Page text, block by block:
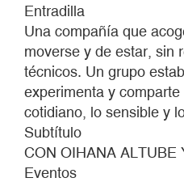
Entradilla
Una compañía que
moverse y de estar, sin
técnicos. Un grupo
experimenta y
cotidiano, lo sensible y
Subtítulo
CON OIHANA ALTUBE
Eventos